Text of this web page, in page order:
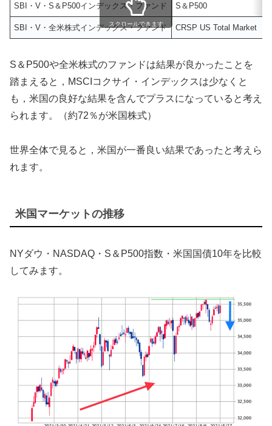
SBI・V・S＆P500インデックス・ファンド S＆P500
SBI・V・全米株式インデックス・ファンド CRSP US Total Market
スクロールできます
S＆P500や全米株式のファンドは結果が良かったことを
踏まえると，MSCIコクサイ・インデックスは少なくと
も，米国の良好な結果を含んでプラスになっていると考え
られます。（約72％が米国株式）
世界全体で見ると，米国が一番良い結果であったと考えら
れます。
米国マーケットの推移
NYダウ・NASDAQ・S＆P500指数・米国国債10年を比較
してみます。